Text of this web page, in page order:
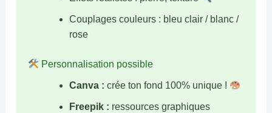
Couplages couleurs : bleu clair / blanc /
rose
Personnalisation possible
Canva : crée ton fond 100% unique !
Freepik : ressources graphiques